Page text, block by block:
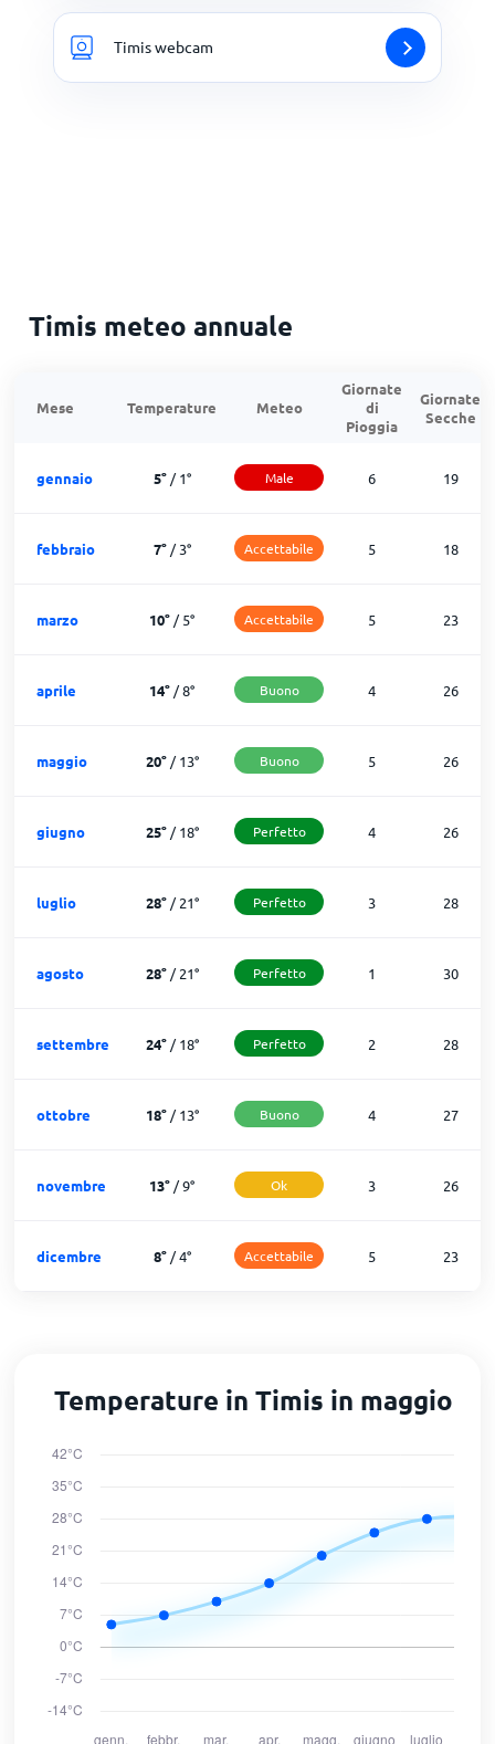
Timis webcam
Timis meteo annuale
Mese Temperature Meteo
Giornate
di
Pioggia
Giornate
Secche
gennaio 5°/1° Male 6 19
febbraio 7°/3° Accettabile 5 18
marzo 10° /5° Accettabile 5 23
aprile 14° /8° Buono 4 26
maggio 20°/13° Buono 5 26
giugno 25°/18° Perfetto 4 26
luglio 28°/21° Perfetto 3 28
agosto 28°/21° Perfetto 1 30
settembre 24°/18° Perfetto 2 28
ottobre 18°/13° Buono 4 27
novembre 13° /9° Ok 3 26
dicembre 8°/4° Accettabile 5 23
Temperature in Timis in maggio